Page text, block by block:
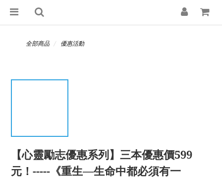
全部商品 優惠活動
【心靈勵志優惠系列】三本優惠價599
元！-----《重生—生命中都必須有一